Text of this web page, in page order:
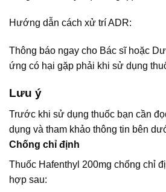
Hướng dẫn cách xử trí ADR:
Thông báo ngay cho Bác sĩ hoặc
ứng có hại gặp phải khi sử dụng
Lưu ý
Trước khi sử dụng thuốc bạn cần
dụng và tham khảo thông tin bên
Chống chỉ định
Thuốc Hafenthyl 200mg chống chỉ
hợp sau: